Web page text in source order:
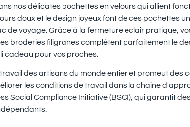
nos délicates pochettes en velours qui allient
doux et le design joyeux font de ces pochettes
de voyage. Grâce à la fermeture éclair pratique,
broderies filigranes complètent parfaitement le
cadeau pour vos proches.
des artisans du monde entier et promeut des
les conditions de travail dans la chaîne
Social Compliance Initiative (BSCI), qui garantit